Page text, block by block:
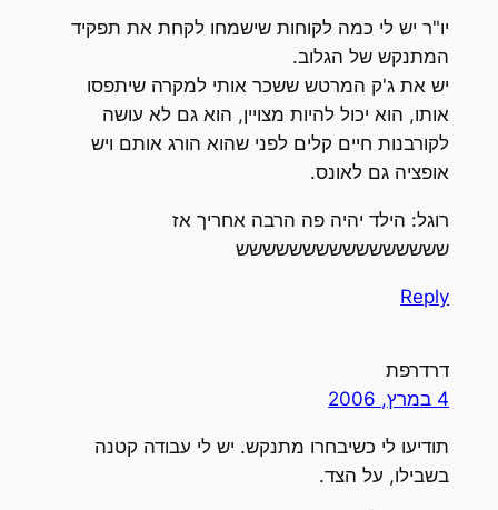
יו"ר יש לי כמה לקוחות שישמחו לקחת את תפקיד
המתנקש של הגלוב.
יש את ג'ק המרטש ששכר אותי למקרה שיתפסו
אותו, הוא יכול להיות מצויין, הוא גם לא עושה
לקורבנות חיים קלים לפני שהוא הורג אותם ויש
אופציה גם לאונס.
רוגל: הילד יהיה פה הרבה אחריך אז
שששששששששששששששש
Reply
דרדרפת
4 במרץ, 2006
תודיעו לי כשיבחרו מתנקש. יש לי עבודה קטנה
בשבילו, על הצד.